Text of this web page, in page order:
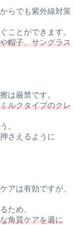
らでも紫外線対策
ことができます。
帽子、サングラス
は厳禁です。
ルクタイプのクレ
。
さえるように
アは有効ですが、
ため、
角質ケアを週に